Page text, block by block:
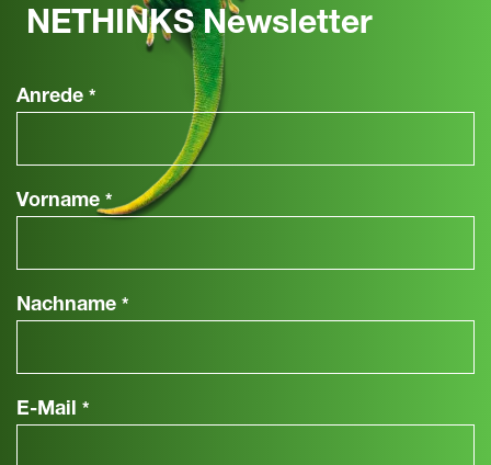
NETHINKS Newsletter
Anrede *
Vorname *
Nachname *
E-Mail *